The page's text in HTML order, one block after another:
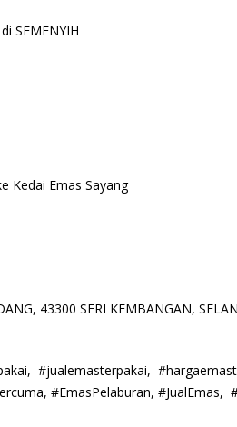
SEMENYIH
Emas Sayang
43300 SERI KEMBANGAN,
#jualemasterpakai,
#EmasPelaburan, #JualEmas,